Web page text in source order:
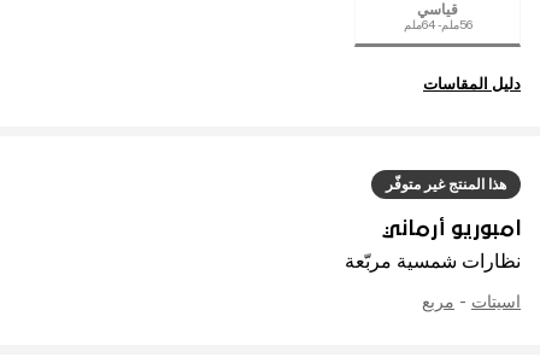
هذا المنتج غير متوفّر
امبوريو أرماني
نظارات شمسية مربّعة
اسيتات - مربع
قياسي
56ملم - 64ملم
دليل المقاسات